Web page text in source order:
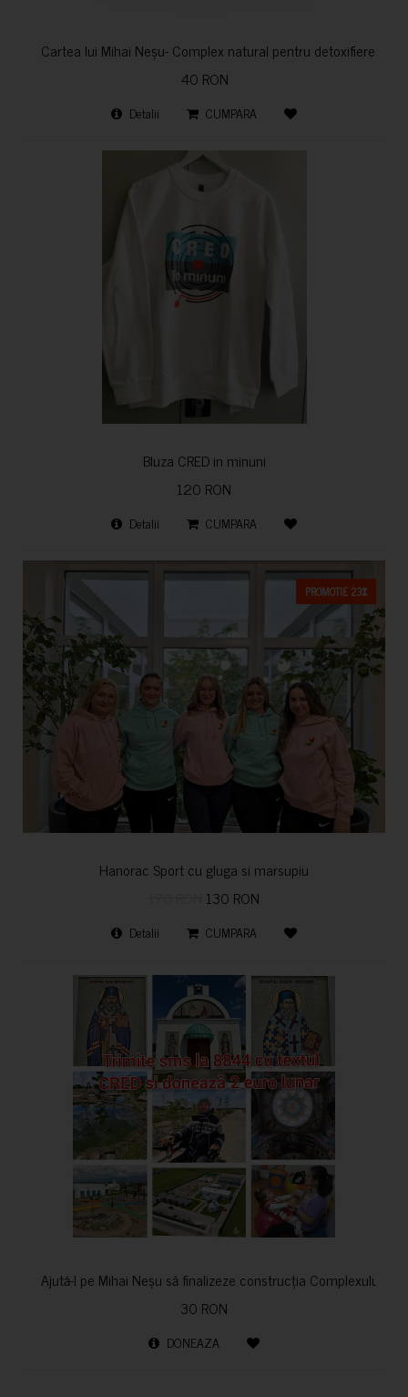
Cartea lui Mihai Neșu- Complex natural pentru detoxifierea
40 RON
Detalii CUMPARA
Bluza CRED in minuni
120 RON
Detalii CUMPARA
PROMOTIE 23%
Hanorac Sport cu gluga si marsupiu
130 RON
Detalii CUMPARA
Ajută-l pe Mihai Neșu să finalizeze construcția Complexului
30 RON
DONEAZA